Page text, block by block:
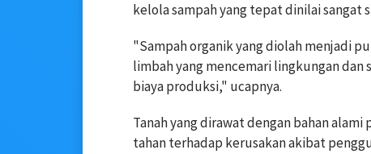
kelola sampah yang tepat dinilai sangat
"Sampah organik yang diolah menjadi
limbah yang mencemari lingkungan
biaya produksi," ucapnya.
Tanah yang dirawat dengan bahan
tahan terhadap kerusakan akibat